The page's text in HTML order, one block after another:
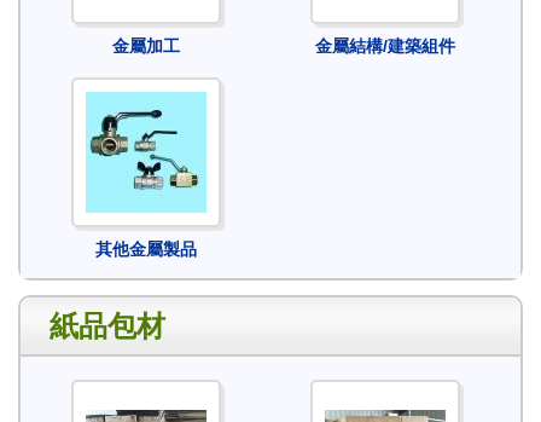
金屬加工 金屬結構/建築組件
其他金屬製品
紙品包材